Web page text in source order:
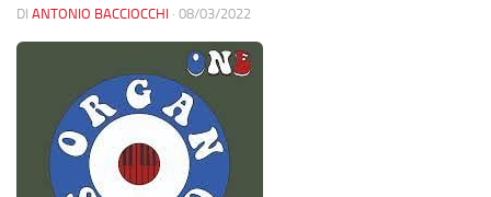
DI ANTONIO BACCIOCCHI · 08/03/2022